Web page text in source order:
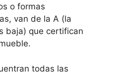
o formas
van de la A (la
baja) que certifican
todas las